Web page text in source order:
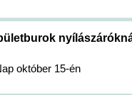
október 15-én